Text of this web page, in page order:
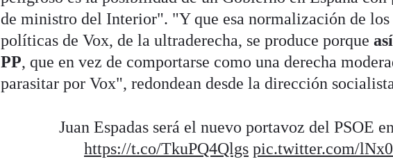
de ministro del Interior". "Y que esa normalización de los
políticas de Vox, de la ultraderecha, se produce porque
PP, que en vez de comportarse como una derecha
parasitar por Vox", redondean desde la dirección
Juan Espadas será el nuevo portavoz del PSOE
https://t.co/TkuPQ4Qlgs pic.twitter.com/